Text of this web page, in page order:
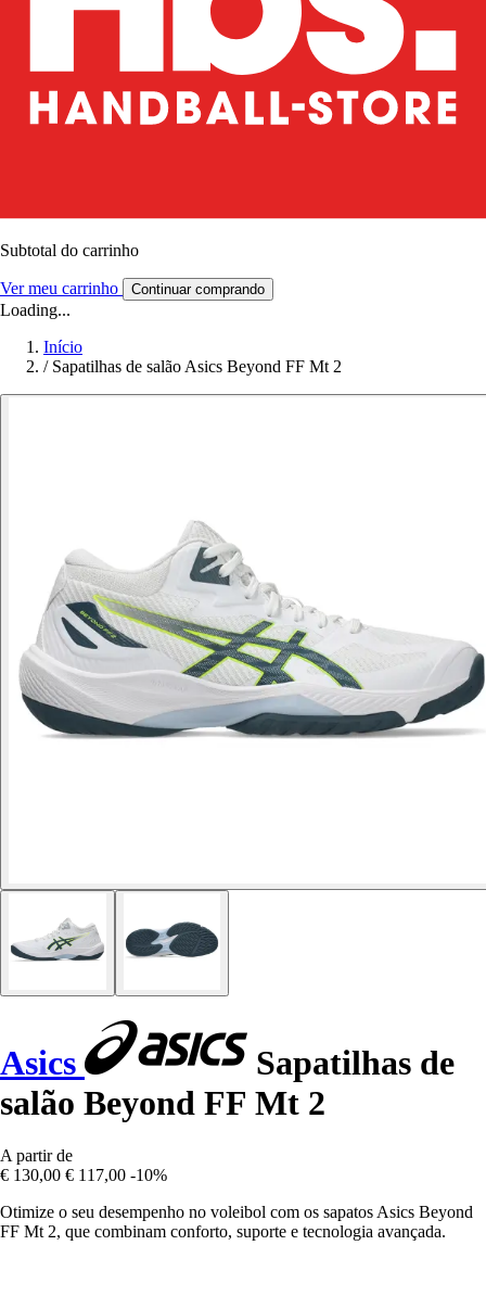
Subtotal do carrinho
Ver meu carrinho Continuar comprando
Loading...
Início
/ Sapatilhas de salão Asics Beyond FF Mt 2
Asics
Sapatilhas de
salão Beyond FF Mt 2
A partir de
€ 130,00 € 117,00 -10%
Otimize o seu desempenho no voleibol com os sapatos Asics Beyond
FF Mt 2, que combinam conforto, suporte e tecnologia avançada.